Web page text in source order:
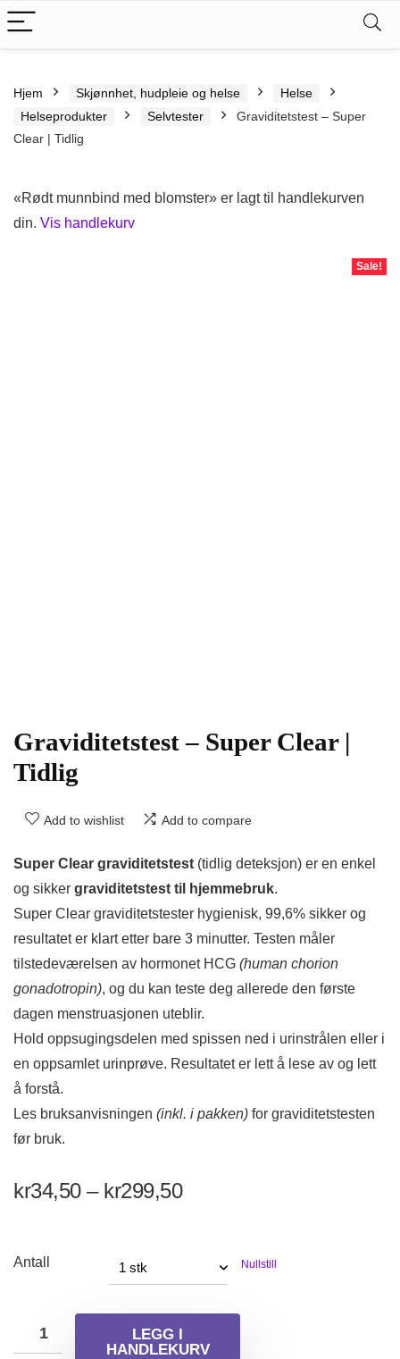
Hjem Skjønnhet, hudpleie og helse
Helse
Helseprodukter
Selvtester
Graviditetstest – Super
Clear | Tidlig
«Rødt munnbind med blomster» er lagt til handlekurven
din. Vis handlekurv
Sale!
Graviditetstest – Super Clear |
Tidlig
Add to wishlist Add to compare
Super Clear graviditetstest (tidlig deteksjon) er en enkel
og sikker graviditetstest til hjemmebruk.
Super Clear graviditetstester hygienisk, 99,6% sikker og
resultatet er klart etter bare 3 minutter. Testen måler
tilstedeværelsen av hormonet HCG (human chorion
gonadotropin), og du kan teste deg allerede den første
dagen menstruasjonen uteblir.
Hold oppsugingsdelen med spissen ned i urinstrålen eller i
en oppsamlet urinprøve. Resultatet er lett å lese av og lett
å forstå.
Les bruksanvisningen (inkl. i pakken) for graviditetstesten
før bruk.
kr34,50– kr299,50
Antall Nullstill
LEGG I
HANDLEKURV